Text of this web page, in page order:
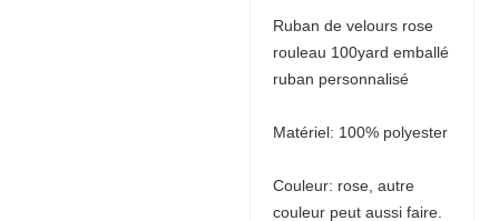
Ruban de velours rose
rouleau 100yard emballé
ruban personnalisé
Matériel: 100% polyester
Couleur: rose, autre
couleur peut aussi faire.